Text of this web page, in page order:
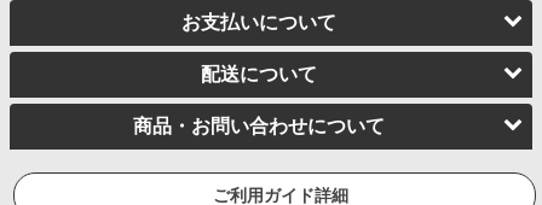
お支払いについて
配送について
商品・お問い合わせについて
ご利用ガイド詳細